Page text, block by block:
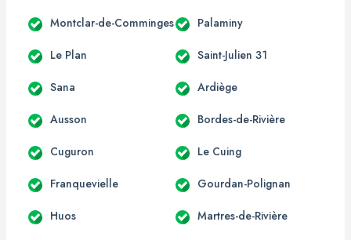
Montclar-de-Comminges Palaminy
Le Plan Saint-Julien 31
Sana Ardiège
Ausson Bordes-de-Rivière
Cuguron Le Cuing
Franquevielle Gourdan-Polignan
Huos Martres-de-Rivière